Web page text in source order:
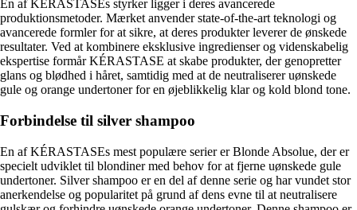
En af KÉRASTASEs styrker ligger i deres avancerede
produktionsmetoder. Mærket anvender state-of-the-art teknologi og
avancerede formler for at sikre, at deres produkter leverer de ønskede
resultater. Ved at kombinere eksklusive ingredienser og videnskabelig
ekspertise formår KÉRASTASE at skabe produkter, der genopretter
glans og blødhed i håret, samtidig med at de neutraliserer uønskede
gule og orange undertoner for en øjeblikkelig klar og kold blond tone.
Forbindelse til silver shampoo
En af KÉRASTASEs mest populære serier er Blonde Absolue, der er
specielt udviklet til blondiner med behov for at fjerne uønskede gule
undertoner. Silver shampoo er en del af denne serie og har vundet stor
anerkendelse og popularitet på grund af dens evne til at neutralisere